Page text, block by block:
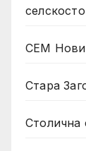
СЕМ
Стара
Столична